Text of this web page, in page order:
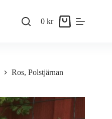
Shopping
0kr
Ros, Polstjärnan